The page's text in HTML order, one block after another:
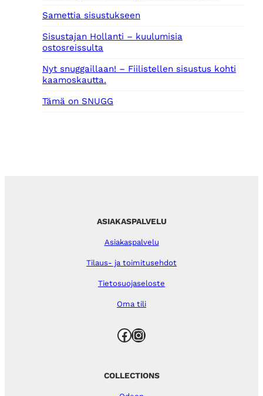
Samettia sisustukseen
Sisustajan Hollanti – kuulumisia
ostosreissulta
Nyt snuggaillaan! – Fiilistellen sisustus kohti
kaamoskautta.
Tämä on SNUGG
ASIAKASPALVELU
Asiakaspalvelu
Tilaus- ja toimitusehdot
Tietosuojaseloste
Oma tili
Facebook Instagram
COLLECTIONS